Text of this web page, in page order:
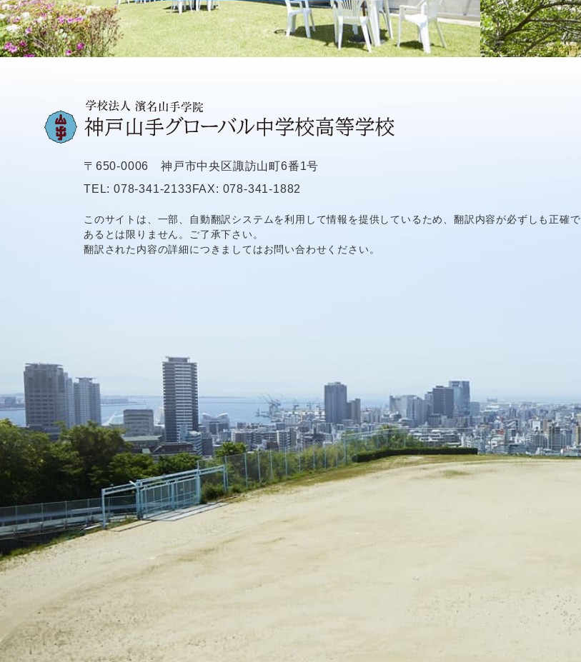
〒650-0006 神戸市中央区諏訪山町6番1号
TEL: 078-341-2133FAX: 078-341-1882
このサイトは、一部、自動翻訳システムを利用して情報を提供しているため、翻訳内容が必ずしも正確で
あるとは限りません。ご了承下さい。
翻訳された内容の詳細につきましてはお問い合わせください。